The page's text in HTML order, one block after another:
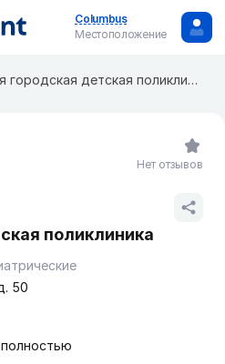
Columbus
Местоположение
12-я городская детская поликлиника
поликлиника
50
Нет отзывов